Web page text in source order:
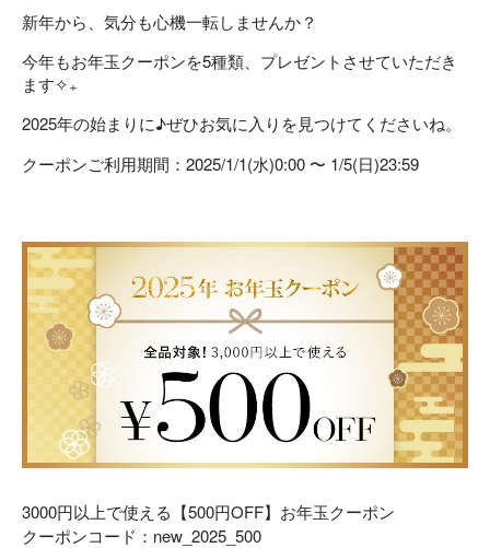
新年から、気分も心機一転しませんか？
今年もお年玉クーポンを5種類、プレゼントさせていただき
ます✧₊
2025年の始まりに♪ぜひお気に入りを見つけてくださいね。
クーポンご利用期間：2025/1/1(水)0:00 〜 1/5(日)23:59
3000円以上で使える【500円OFF】 お年玉クーポン
クーポンコード：new_2025_500